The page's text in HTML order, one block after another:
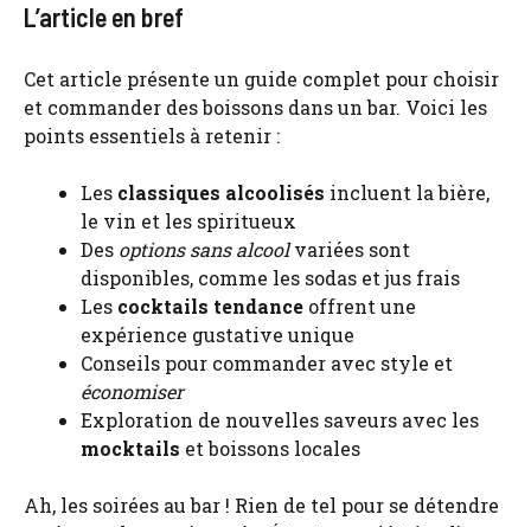
L’article en bref
Cet article présente un guide complet pour choisir
et commander des boissons dans un bar. Voici les
points essentiels à retenir :
Les classiques alcoolisés incluent la bière,
le vin et les spiritueux
Des options sans alcoolvariées sont
disponibles, comme les sodas et jus frais
Les cocktails tendance offrent une
expérience gustative unique
Conseils pour commander avec style et
économiser
Exploration de nouvelles saveurs avec les
mocktails et boissons locales
Ah, les soirées au bar ! Rien de tel pour se détendre